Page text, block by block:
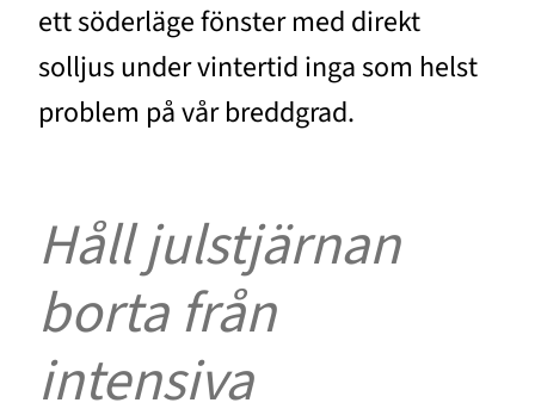
ett söderläge fönster med direkt
solljus under vintertid inga som helst
problem på vår breddgrad.
Håll julstjärnan
borta från
intensiva